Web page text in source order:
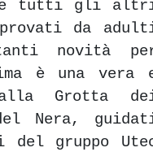
tutti gli
da
novità
è una vera
alla Grotta
Nera,
del gruppo